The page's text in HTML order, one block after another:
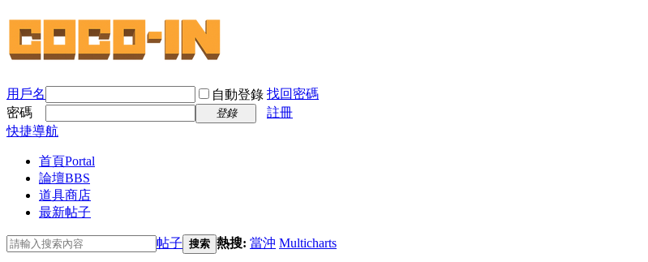
用戶名 自動登錄 找回密碼
密碼
登錄
註冊
快捷導航
首頁Portal
論壇BBS
道具商店
最新帖子
帖子 搜索 熱搜: 當沖 Multicharts